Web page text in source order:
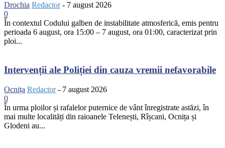
Drochia Redactor - 7 august 2026
0
În contextul Codului galben de instabilitate atmosferică, emis pentru
perioada 6 august, ora 15:00 – 7 august, ora 01:00, caracterizat prin
ploi...
Intervenții ale Poliției din cauza vremii nefavorabile
Ocnița Redactor - 7 august 2026
0
În urma ploilor și rafalelor puternice de vânt înregistrate astăzi, în
mai multe localități din raioanele Telenești, Rîșcani, Ocnița și
Glodeni au...